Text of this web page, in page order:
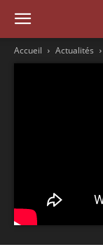
Accueil Actualités